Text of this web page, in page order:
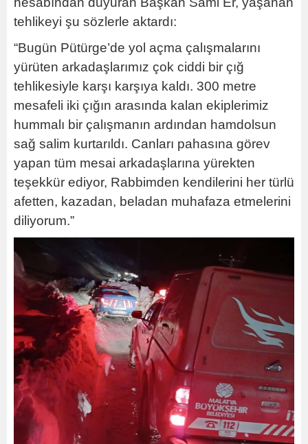
tehlikeyi şu sözlerle aktardı:
“Bugün Pütürge’de yol açma çalışmalarını
yürüten arkadaşlarımız çok ciddi bir çığ
tehlikesiyle karşı karşıya kaldı. 300 metre
mesafeli iki çığın arasında kalan ekiplerimiz
hummalı bir çalışmanın ardından hamdolsun
sağ salim kurtarıldı. Canları pahasına görev
yapan tüm mesai arkadaşlarına yürekten
teşekkür ediyor, Rabbimden kendilerini her türlü
afetten, kazadan, beladan muhafaza etmelerini
diliyorum.”